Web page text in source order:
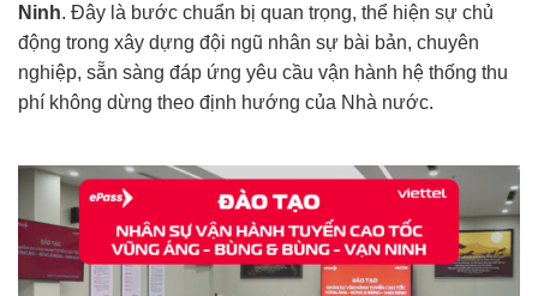
Ninh. Đây là bước chuẩn bị quan trọng, thể hiện sự chủ
động trong xây dựng đội ngũ nhân sự bài bản, chuyên
nghiệp, sẵn sàng đáp ứng yêu cầu vận hành hệ thống thu
phí không dừng theo định hướng của Nhà nước.